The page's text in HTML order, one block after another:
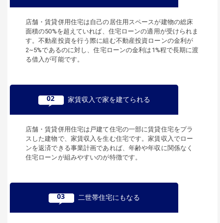
店舗・賃貸併用住宅は自己の居住用スペースが建物の総床
面積の50%を超えていれば、住宅ローンの適用が受けられま
す。不動産投資を行う際に組む不動産投資ローンの金利が
2~5%であるのに対し、住宅ローンの金利は1%程で長期に渡
る借入が可能です。
02 家賃収入で家を建てられる
店舗・賃貸併用住宅は戸建て住宅の一部に賃貸住宅をプラ
スした建物で、家賃収入を生む住宅です。家賃収入でロー
ンを返済できる事業計画であれば、年齢や年収に関係なく
住宅ローンが組みやすいのが特徴です。
03 二世帯住宅にもなる